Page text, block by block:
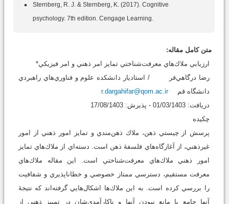
Sternberg, R. J. & Sternberg, K. (2017). Cognitive
psychology. 7th edition. Cengage Learning.
متن کامل مقاله:
ارزيابي ملاك‌هاي معرفت‌شناختي تمايز امر ذهني و امر فيزيكي*
رضا درگاهي‌فر / استاديار دانشکده علوم و فناوري‌هاي راهبردي
دانشگاه قم
r.dargahifar@qom.ac.ir
دريافت: 01/03/1403 - پذيرش: 17/08/1403
چكيده
پرسش از چيستي ذهن، ملاك ذهن‌مندي و تمايز امور ذهني از امور
غيرذهني، از آغازگاه‌هاي فلسفۀ ذهن است. دسته‌اي از ملاك‌هاي تمايز
امور ذهني ملاك‌هاي معرفت‌شناختي است. اين مقاله ملاك‌هاي
معرفت مستقيم، دسترسي ممتاز خصوصي و خطاناپذيري و شفافيت
را بررسي کرده‌ است. به اين ملاك‌ها اشكال‌هايي گرفته‌اند كه نتيجۀ
آنها جامع يا مانع نبودن آنها و ناكارآمدي‌شان در تمييز ذهني از